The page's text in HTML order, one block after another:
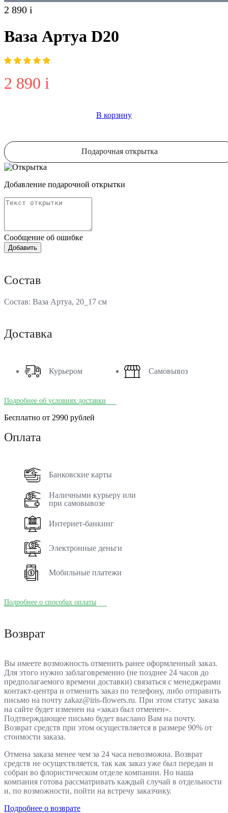
2 890 i
Ваза Артуа D20
2 890 i
В корзину
Подарочная открытка
Добавление подарочной открытки
Сообщение об ошибке
Состав
Состав: Ваза Артуа, 20_17 см
Доставка
Курьером Самовывоз
Подробнее об условиях доставки
Бесплатно от 2990 рублей
Оплата
Банковские карты
Наличными курьеру или
при самовывозе
Интернет-банкинг
Электронные деньги
Мобильные платежи
Подробнее о способах оплаты
Возврат
Вы имеете возможность отменить ранее оформленный заказ.
Для этого нужно заблаговременно (не позднее 24 часов до
предполагаемого времени доставки) связаться с менеджерами
контакт-центра и отменить заказ по телефону, либо отправить
письмо на почту zakaz@iris-flowers.ru. При этом статус заказа
на сайте будет изменен на «заказ был отменен».
Подтверждающее письмо будет выслано Вам на почту.
Возврат средств при этом осуществляется в размере 90% от
стоимости заказа.
Отмена заказа менее чем за 24 часа невозможна. Возврат
средств не осуществляется, так как заказ уже был передан и
собран во флористическом отделе компании. Но наша
компания готова рассматривать каждый случай в отдельности
и, по возможности, пойти на встречу заказчику.
Подробнее о возврате